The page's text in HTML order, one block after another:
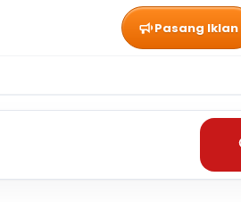
Pasang Iklan